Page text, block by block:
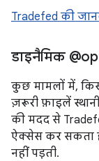
Tradefed की
डाइनैमिक
कुछ मामलों में,
ज़रूरी फ़ाइलें
की मदद से
ऐक्सेस कर सकता
नहीं पड़ती.